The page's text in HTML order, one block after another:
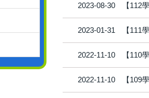
2023-08-30 【112
2023-01-31 【111
2022-11-10 【110
2022-11-10 【109